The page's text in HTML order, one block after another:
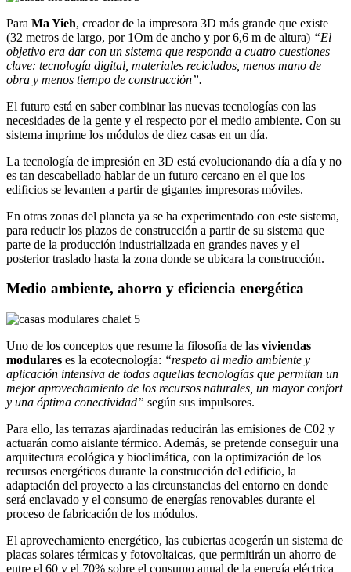
Para Ma Yieh, creador de la impresora 3D más grande que existe
(32 metros de largo, por 1Om de ancho y por 6,6 m de altura) “El
objetivo era dar con un sistema que responda a cuatro cuestiones
clave: tecnología digital, materiales reciclados, menos mano de
obra y menos tiempo de construcción”.
El futuro está en saber combinar las nuevas tecnologías con las
necesidades de la gente y el respecto por el medio ambiente. Con su
sistema imprime los módulos de diez casas en un día.
La tecnología de impresión en 3D está evolucionando día a día y no
es tan descabellado hablar de un futuro cercano en el que los
edificios se levanten a partir de gigantes impresoras móviles.
En otras zonas del planeta ya se ha experimentado con este sistema,
para reducir los plazos de construcción a partir de su sistema que
parte de la producción industrializada en grandes naves y el
posterior traslado hasta la zona donde se ubicara la construcción.
Medio ambiente, ahorro y eficiencia energética
Uno de los conceptos que resume la filosofía de las viviendas
modulares es la ecotecnología: “respeto al medio ambiente y
aplicación intensiva de todas aquellas tecnologías que permitan un
mejor aprovechamiento de los recursos naturales, un mayor confort
y una óptima conectividad” según sus impulsores.
Para ello, las terrazas ajardinadas reducirán las emisiones de C02 y
actuarán como aislante térmico. Además, se pretende conseguir una
arquitectura ecológica y bioclimática, con la optimización de los
recursos energéticos durante la construcción del edificio, la
adaptación del proyecto a las circunstancias del entorno en donde
será enclavado y el consumo de energías renovables durante el
proceso de fabricación de los módulos.
El aprovechamiento energético, las cubiertas acogerán un sistema de
placas solares térmicas y fotovoltaicas, que permitirán un ahorro de
entre el 60 y el 70% sobre el consumo anual de la energía eléctrica